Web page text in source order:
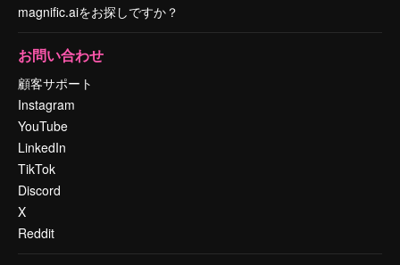
magnific.aiをお探しですか？
お問い合わせ
顧客サポート
Instagram
YouTube
LinkedIn
TikTok
Discord
X
Reddit